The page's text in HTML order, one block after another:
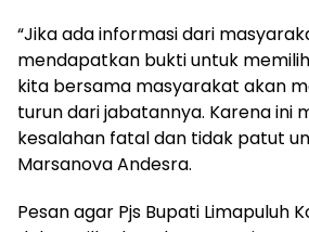
“Jika ada informasi dari
mendapatkan bukti untuk
kita bersama masyarakat akan
turun dari jabatannya. Karena ini
kesalahan fatal dan tidak patut
Marsanova Andesra.
Pesan agar Pjs Bupati Limapuluh